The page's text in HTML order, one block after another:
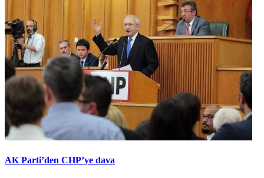
AK Parti’den CHP’ye dava